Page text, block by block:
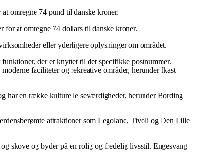
omregne 74 pund til danske kroner.
for at omregne 74 dollars til danske kroner.
eller yderligere oplysninger om området.
der er knyttet til det specifikke postnummer.
faciliteter og rekreative områder, herunder Ikast
har en række kulturelle seværdigheder, herunder Bording
attraktioner som Legoland, Tivoli og Den Lille
skove og byder på en rolig og fredelig livsstil. Engesvang